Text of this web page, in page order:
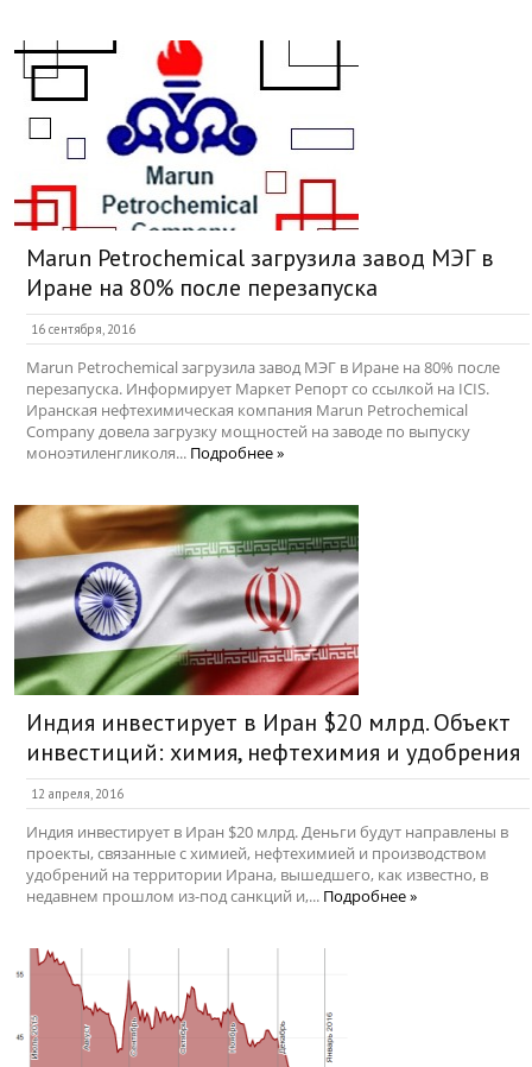
Marun Petrochemical загрузила завод МЭГ в
Иране на 80% после перезапуска
16 сентября, 2016
Marun Petrochemical загрузила завод МЭГ в Иране на 80% после
перезапуска. Информирует Маркет Репорт со ссылкой на ICIS.
Иранская нефтехимическая компания Marun Petrochemical
Company довела загрузку мощностей на заводе по выпуску
моноэтиленгликоля... Подробнее »
Индия инвестирует в Иран $20 млрд. Объект
инвестиций: химия, нефтехимия и удобрения
12 апреля, 2016
Индия инвестирует в Иран $20 млрд. Деньги будут направлены в
проекты, связанные с химией, нефтехимией и производством
удобрений на территории Ирана, вышедшего, как известно, в
недавнем прошлом из-под санкций и,... Подробнее »